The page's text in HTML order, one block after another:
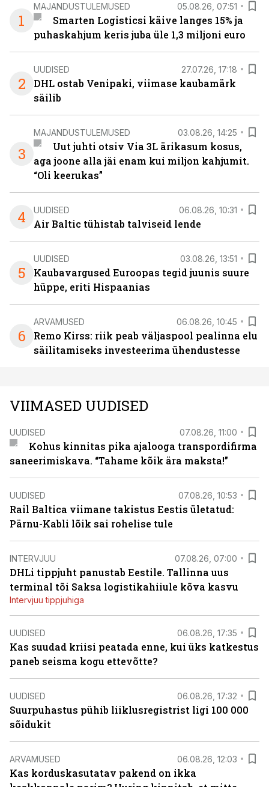
1
MAJANDUSTULEMUSED 05.08.26, 07:51
Smarten Logisticsi käive langes 15% ja
puhaskahjum keris juba üle 1,3 miljoni euro
2
UUDISED 27.07.26, 17:18
DHL ostab Venipaki, viimase kaubamärk
säilib
3
MAJANDUSTULEMUSED 03.08.26, 14:25
Uut juhti otsiv Via 3L ärikasum kosus,
aga joone alla jäi enam kui miljon kahjumit.
“Oli keerukas”
4 UUDISED 06.08.26, 10:31
Air Baltic tühistab talviseid lende
5
UUDISED 03.08.26, 13:51
Kaubavargused Euroopas tegid juunis suure
hüppe, eriti Hispaanias
6
ARVAMUSED 06.08.26, 10:45
Remo Kirss: riik peab väljaspool pealinna elu
säilitamiseks investeerima ühendustesse
VIIMASED UUDISED
UUDISED 07.08.26, 11:00
Kohus kinnitas pika ajalooga transpordifirma
saneerimiskava. “Tahame kõik ära maksta!”
UUDISED 07.08.26, 10:53
Rail Baltica viimane takistus Eestis ületatud:
Pärnu-Kabli lõik sai rohelise tule
INTERVJUU 07.08.26, 07:00
DHLi tippjuht panustab Eestile. Tallinna uus
terminal tõi Saksa logistikahiiule kõva kasvu
Intervjuu tippjuhiga
UUDISED 06.08.26, 17:35
Kas suudad kriisi peatada enne, kui üks katkestus
paneb seisma kogu ettevõtte?
UUDISED 06.08.26, 17:32
Suurpuhastus pühib liiklusregistrist ligi 100 000
sõidukit
ARVAMUSED 06.08.26, 12:03
Kas korduskasutatav pakend on ikka